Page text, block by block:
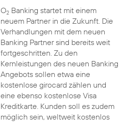
O2Banking startet mit einem
neuem Partner in die Zukunft. Die
Verhandlungen mit dem neuen
Banking Partner sind bereits weit
fortgeschritten. Zu den
Kernleistungen des neuen Banking
Angebots sollen etwa eine
kostenlose girocard zählen und
eine ebenso kostenlose Visa
Kreditkarte. Kunden soll es zudem
möglich sein, weltweit kostenlos